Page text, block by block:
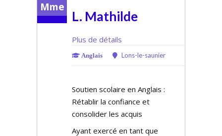
Mme
L. Mathilde
Plus de détails
Anglais Lons-le-saunier
Soutien scolaire en Anglais :
Rétablir la confiance et
consolider les acquis
Ayant exercé en tant que